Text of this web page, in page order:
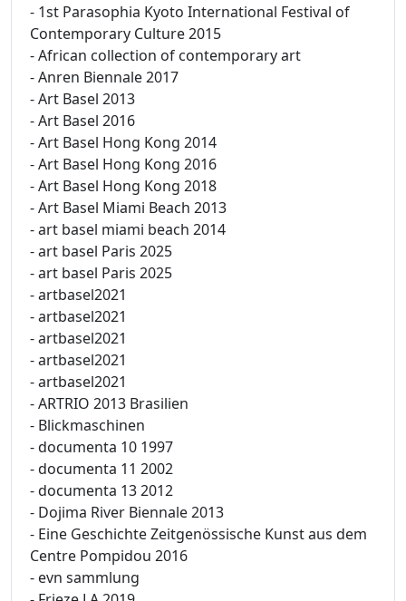
- 1st Parasophia Kyoto International Festival of
Contemporary Culture 2015
- African collection of contemporary art
- Anren Biennale 2017
- Art Basel 2013
- Art Basel 2016
- Art Basel Hong Kong 2014
- Art Basel Hong Kong 2016
- Art Basel Hong Kong 2018
- Art Basel Miami Beach 2013
- art basel miami beach 2014
- art basel Paris 2025
- art basel Paris 2025
- artbasel2021
- artbasel2021
- artbasel2021
- artbasel2021
- artbasel2021
- ARTRIO 2013 Brasilien
- Blickmaschinen
- documenta 10 1997
- documenta 11 2002
- documenta 13 2012
- Dojima River Biennale 2013
- Eine Geschichte Zeitgenössische Kunst aus dem
Centre Pompidou 2016
- evn sammlung